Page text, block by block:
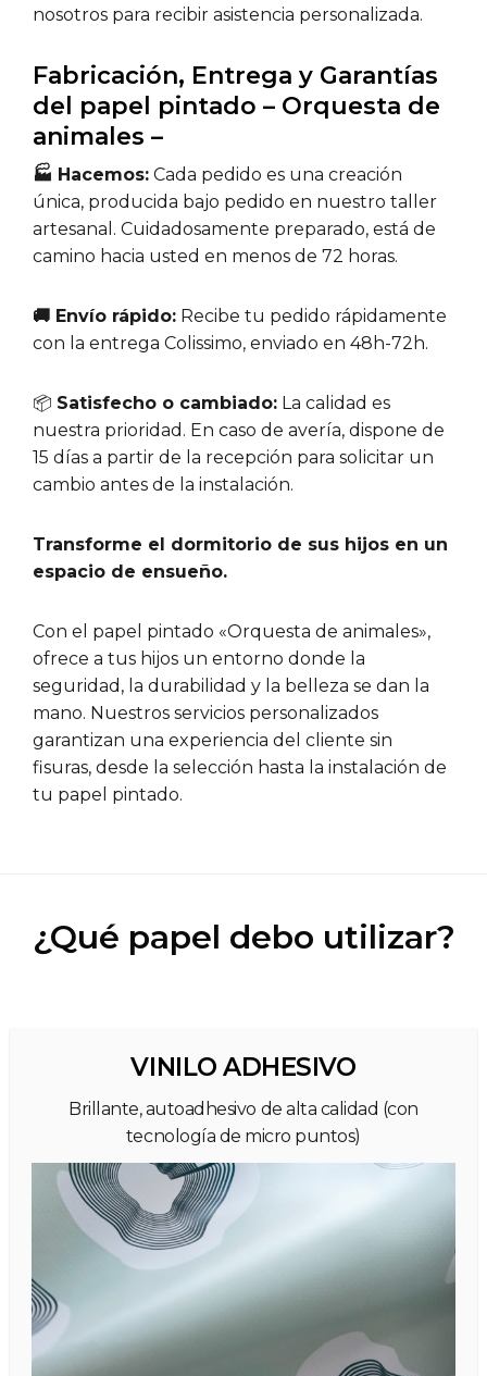
nosotros para recibir asistencia personalizada.
Fabricación, Entrega y Garantías
del papel pintado – Orquesta de
animales –
🏭 Hacemos: Cada pedido es una creación
única, producida bajo pedido en nuestro taller
artesanal. Cuidadosamente preparado, está de
camino hacia usted en menos de 72 horas.
🚚 Envío rápido: Recibe tu pedido rápidamente
con la entrega Colissimo, enviado en 48h-72h.
📦 Satisfecho o cambiado: La calidad es
nuestra prioridad. En caso de avería, dispone de
15 días a partir de la recepción para solicitar un
cambio antes de la instalación.
Transforme el dormitorio de sus hijos en un
espacio de ensueño.
Con el papel pintado «Orquesta de animales»,
ofrece a tus hijos un entorno donde la
seguridad, la durabilidad y la belleza se dan la
mano. Nuestros servicios personalizados
garantizan una experiencia del cliente sin
fisuras, desde la selección hasta la instalación de
tu papel pintado.
¿Qué papel debo utilizar?
VINILO ADHESIVO
Brillante, autoadhesivo de alta calidad (con
tecnología de micro puntos)